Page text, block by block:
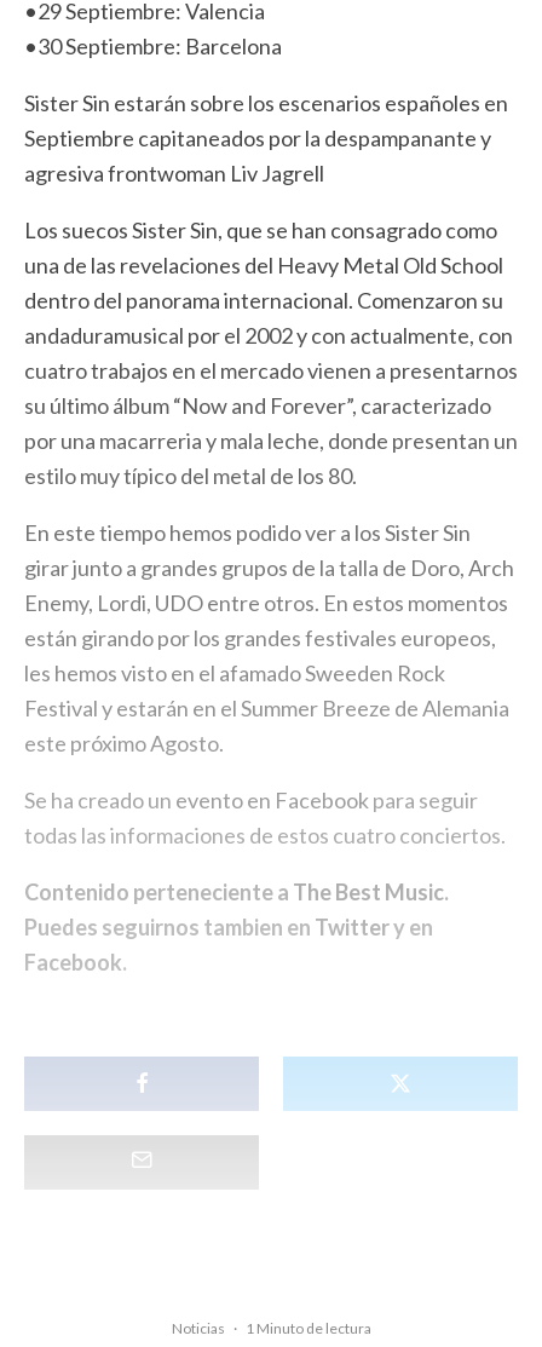
•29 Septiembre: Valencia
•30 Septiembre: Barcelona
Sister Sin estarán sobre los escenarios españoles en
Septiembre capitaneados por la despampanante y
agresiva frontwoman Liv Jagrell
Los suecos Sister Sin, que se han consagrado como
una de las revelaciones del Heavy Metal Old School
dentro del panorama internacional. Comenzaron su
andaduramusical por el 2002 y con actualmente, con
cuatro trabajos en el mercado vienen a presentarnos
su último álbum “Now and Forever”, caracterizado
por una macarreria y mala leche, donde presentan un
estilo muy típico del metal de los 80.
En este tiempo hemos podido ver a los Sister Sin
girar junto a grandes grupos de la talla de Doro, Arch
Enemy, Lordi, UDO entre otros. En estos momentos
están girando por los grandes festivales europeos,
les hemos visto en el afamado Sweeden Rock
Festival y estarán en el Summer Breeze de Alemania
este próximo Agosto.
Se ha creado un evento en Facebook para seguir
todas las informaciones de estos cuatro conciertos.
Contenido perteneciente a The Best Music.
Puedes seguirnos tambien en Twittery en
Facebook.
Noticias · 1 Minuto de lectura